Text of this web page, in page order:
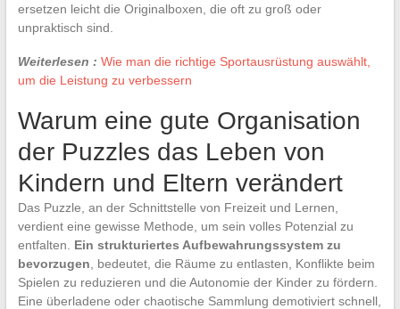
ersetzen leicht die Originalboxen, die oft zu groß oder
unpraktisch sind.
Weiterlesen : Wie man die richtige Sportausrüstung auswählt,
um die Leistung zu verbessern
Warum eine gute Organisation
der Puzzles das Leben von
Kindern und Eltern verändert
Das Puzzle, an der Schnittstelle von Freizeit und Lernen,
verdient eine gewisse Methode, um sein volles Potenzial zu
entfalten. Ein strukturiertes Aufbewahrungssystem zu
bevorzugen , bedeutet, die Räume zu entlasten, Konflikte beim
Spielen zu reduzieren und die Autonomie der Kinder zu fördern.
Eine überladene oder chaotische Sammlung demotiviert schnell,